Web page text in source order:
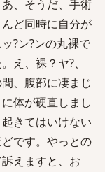
、そうだ、手術
ど同時に自分が
?ン?ンの丸裸で
え、裸？ヤ?、
、腹部に凄まじ
体が硬直しまし
きてはいけない
です。やっとの
えますと、お